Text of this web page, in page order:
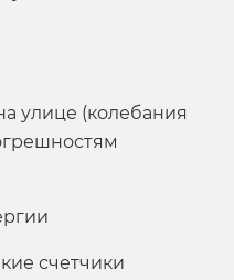
улице (колебания
счетчики